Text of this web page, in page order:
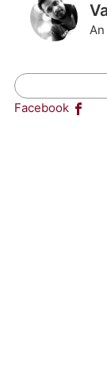
Facebook